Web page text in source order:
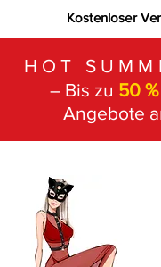
Kostenloser
HOT
– Bis zu 50
Angebote